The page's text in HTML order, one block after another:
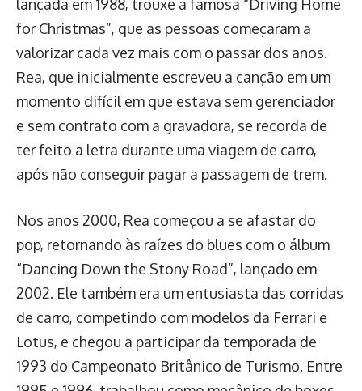
lançada em 1988, trouxe a famosa “Driving Home
for Christmas”, que as pessoas começaram a
valorizar cada vez mais com o passar dos anos.
Rea, que inicialmente escreveu a canção em um
momento difícil em que estava sem gerenciador
e sem contrato com a gravadora, se recorda de
ter feito a letra durante uma viagem de carro,
após não conseguir pagar a passagem de trem.
Nos anos 2000, Rea começou a se afastar do
pop, retornando às raízes do blues com o álbum
“Dancing Down the Stony Road”, lançado em
2002. Ele também era um entusiasta das corridas
de carro, competindo com modelos da Ferrari e
Lotus, e chegou a participar da temporada de
1993 do Campeonato Britânico de Turismo. Entre